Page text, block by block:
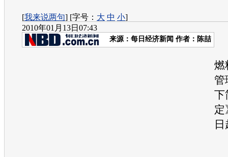
[我来说两句] [字号： 大 中 小]
2010年01月13日07:43
来源： 每日经济新闻 作者：陈喆
燃
管
下
定